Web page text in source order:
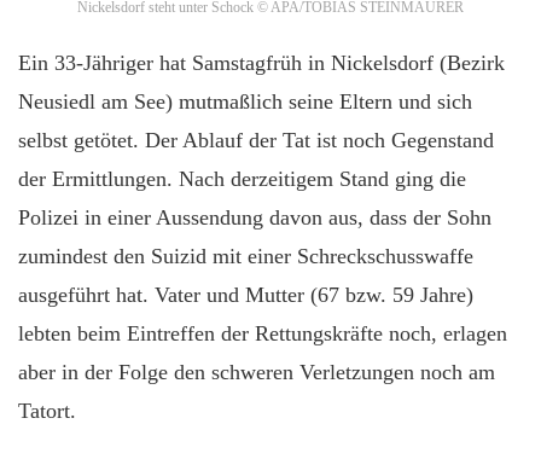
Nickelsdorf steht unter Schock© APA/TOBIAS STEINMAURER
Ein 33-Jähriger hat Samstagfrüh in Nickelsdorf (Bezirk
Neusiedl am See) mutmaßlich seine Eltern und sich
selbst getötet. Der Ablauf der Tat ist noch Gegenstand
der Ermittlungen. Nach derzeitigem Stand ging die
Polizei in einer Aussendung davon aus, dass der Sohn
zumindest den Suizid mit einer Schreckschusswaffe
ausgeführt hat. Vater und Mutter (67 bzw. 59 Jahre)
lebten beim Eintreffen der Rettungskräfte noch, erlagen
aber in der Folge den schweren Verletzungen noch am
Tatort.